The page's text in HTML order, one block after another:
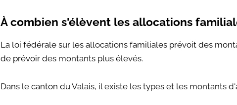
À combien s'élèvent les allocations
La loi fédérale sur les allocations familiales prévoit des
de prévoir des montants plus élevés.
Dans le canton du Valais, il existe les types et les montants